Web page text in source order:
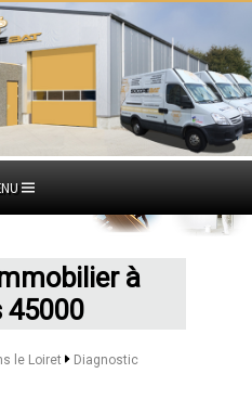
à
45000
le Loiret
Diagnostic